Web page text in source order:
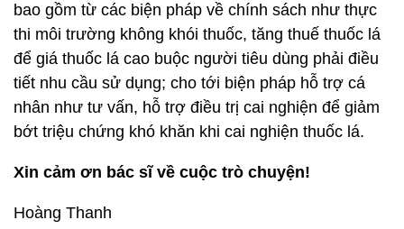
bao gồm từ các biện pháp về chính sách như thực
thi môi trường không khói thuốc, tăng thuế thuốc lá
để giá thuốc lá cao buộc người tiêu dùng phải điều
tiết nhu cầu sử dụng; cho tới biện pháp hỗ trợ cá
nhân như tư vấn, hỗ trợ điều trị cai nghiện để giảm
bớt triệu chứng khó khăn khi cai nghiện thuốc lá.
Xin cảm ơn bác sĩ về cuộc trò chuyện!
Hoàng Thanh